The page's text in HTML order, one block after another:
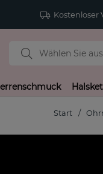
Kostenloser
Start